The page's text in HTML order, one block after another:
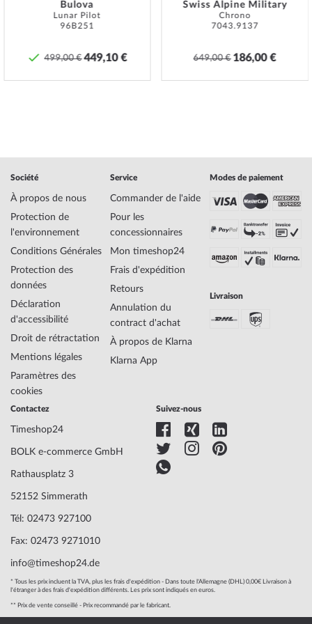
en conséquence. Dans le cas de montres avec poussoirs vissés
et/ou couronnes vissées, il faut veiller à ce que ceux-ci soient vissés
Specifications:
Nom
Swiss Alpine Military 7740.1132 Montre
Marque
Swiss Alpine Military
Fabricant N° d'article
7740.1132
Style
Classique, Féminin
Poids de l'article
0.11
Analogique
Quartz
Fonctions
Date, Minute, Second, Heure
Matériau du
Largeur du logement
Épaisseur du
logement
Forme du boîtier
Surface
Dossier
Couleur du cadran
Matériau des
bracelets
Acier
Bulova
Lunar Pilot
96B251
499,00 € 449,10 €
Swiss Alpine Military
Chrono
7043.9137
649,00 € 186,00 €
Société
À propos de nous
Protection de
l'environnement
Conditions Générales
Protection des
données
Déclaration
d'accessibilité
Droit de rétractation
Mentions légales
Paramètres des
cookies
Service
Commander de l'aide
Pour les
concessionnaires
Mon timeshop24
Frais d'expédition
Retours
Annulation du
contract d'achat
À propos de Klarna
Klarna App
Modes de paiement
Livraison
Contactez
Timeshop24
BOLK e-commerce GmbH
Rathausplatz 3
52152 Simmerath
Tél: 02473 927100
Fax: 02473 9271010
info@timeshop24.de
Suivez-nous
* Tous les prix incluent la TVA, plus les frais d'expédition - Dans toute l'Allemagne (DHL) 0,00€ Livraison à
l'étranger à des frais d'expédition différents. Les prix sont indiqués en euros.
** Prix de vente conseillé - Prix recommandé par le fabricant.